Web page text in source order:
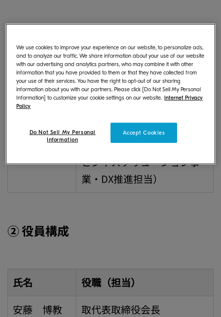
氏名
新役位（担当）
久利 健樹
(くり たて
（京セラドキュメントソリ
ューションズ（株） 取締役
ビジネスソリューション事
業・DX推進担当）
② 役員構成
氏名
役職（担当）
安藤 博教
取代表取締役会長
We use cookies to improve your experience on our website, to personalize ads,
and to analyze our traffic. We share information about your use of our website
with our advertising and analytics partners, who may combine it with other
information that you have provided to them or that they have collected from
your use of their services. You have the right to opt-out of our sharing
information about you with our partners. Please click [Do Not Sell My Personal
Information] to customize your cookie settings on our website. Internet Privacy
Policy
Accept Cookies
Do Not Sell My Personal
Information